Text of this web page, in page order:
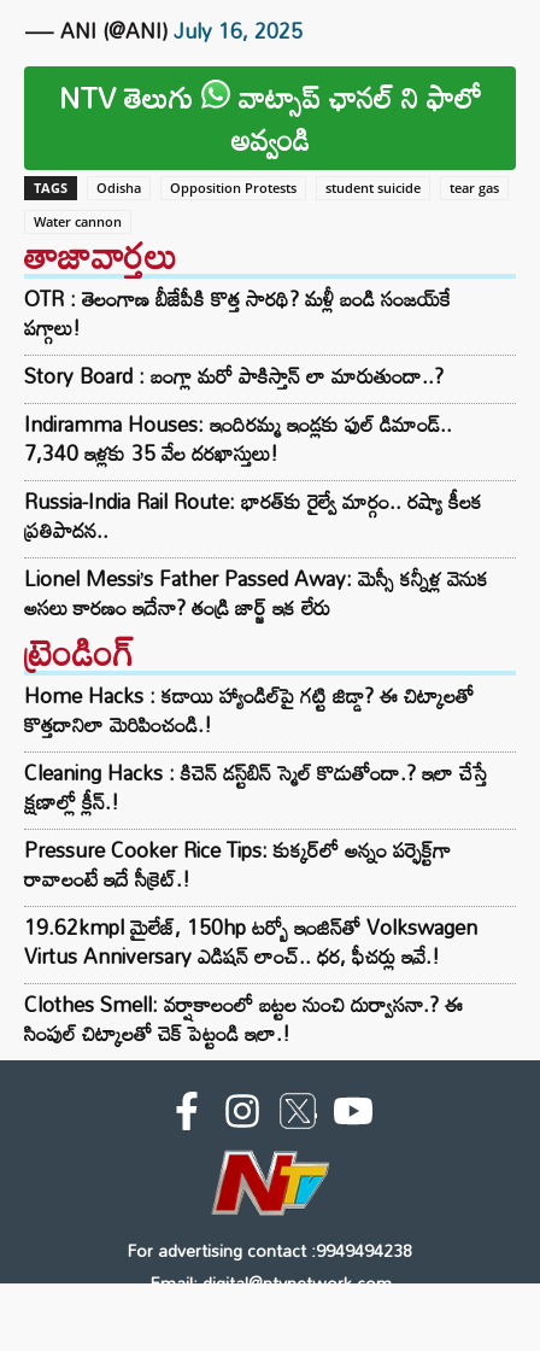
— ANI (@ANI)July 16, 2025
NTV తెలుగు వాట్సాప్ ఛానల్ ని ఫాలో
అవ్వండి
TAGS Odisha Opposition Protests student suicide
tear gas
Water cannon
తాజావార్తలు
OTR : తెలంగాణ బీజేపీకి కొత్త సారథి? మళ్లీ బండి సంజయ్‌కే
పగ్గాలు!
Story Board : బంగ్లా మరో పాకిస్తాన్ లా మారుతుందా..?
Indiramma Houses: ఇందిరమ్మ ఇండ్లకు ఫుల్ డిమాండ్..
7,340 ఇళ్లకు 35 వేల దరఖాస్తులు!
Russia-India Rail Route: భారత్‌కు రైల్వే మార్గం.. రష్యా కీలక
ప్రతిపాదన..
Lionel Messi’s Father Passed Away: మెస్సీ కన్నీళ్ల వెనుక
అసలు కారణం ఇదేనా? తండ్రి జార్జ్ ఇక లేరు
ట్రెండింగ్‌
Home Hacks : కడాయి హ్యాండిల్‌పై గట్టి జిడ్డా? ఈ చిట్కాలతో
కొత్తదానిలా మెరిపించండి.!
Cleaning Hacks : కిచెన్ డస్ట్‌బిన్ స్మెల్ కొడుతోందా.? ఇలా చేస్తే
క్షణాల్లో క్లీన్.!
Pressure Cooker Rice Tips: కుక్కర్‌లో అన్నం పర్ఫెక్ట్‌గా
రావాలంటే ఇదే సీక్రెట్.!
19.62kmpl మైలేజ్, 150hp టర్బో ఇంజిన్‌తో Volkswagen
Virtus Anniversary ఎడిషన్ లాంచ్.. ధర, ఫీచర్లు ఇవే.!
Clothes Smell: వర్షాకాలంలో బట్టల నుంచి దుర్వాసనా.? ఈ
సింపుల్ చిట్కాలతో చెక్ పెట్టండి ఇలా.!
For advertising contact :9949494238
Email: digital@ntvnetwork.com